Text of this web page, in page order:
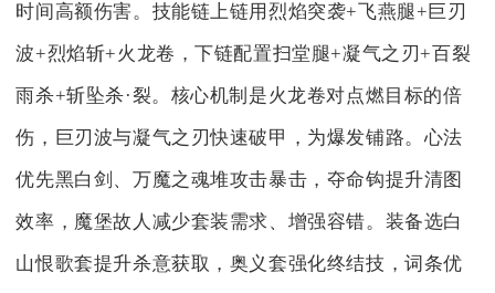
时间高额伤害。技能链上链用烈焰突袭+飞燕腿+巨刃
波+烈焰斩+火龙卷，下链配置扫堂腿+凝气之刃+百裂
雨杀+斩坠杀·裂。核心机制是火龙卷对点燃目标的倍
伤，巨刃波与凝气之刃快速破甲，为爆发铺路。心法
优先黑白剑、万魔之魂堆攻击暴击，夺命钩提升清图
效率，魔堡故人减少套装需求、增强容错。装备选白
山恨歌套提升杀意获取，奥义套强化终结技，词条优